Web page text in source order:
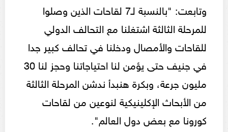
وتابعت: "بالنسبة لـ7 لقاحات الذين وصلوا
للمرحلة الثالثة اشتغلنا مع التحالف الدولي
للقاحات والأمصال ودخلنا في تحالف كبير جدا
في جنيف حتى يؤمن لنا احتياجاتنا وحجز لنا 30
مليون جرعة، وبكرة هنبدأ ندشن المرحلة الثالثة
من الأبحاث الإكلينيكية لنوعين من لقاحات
كورونا مع بعض دول العالم".